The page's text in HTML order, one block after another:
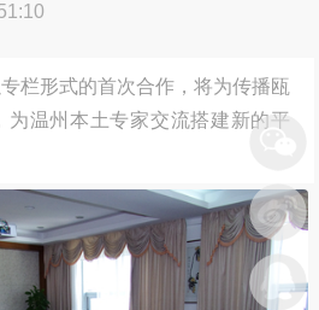
栏形式的首次合作，将为传播瓯
为温州本土专家交流搭建新的平